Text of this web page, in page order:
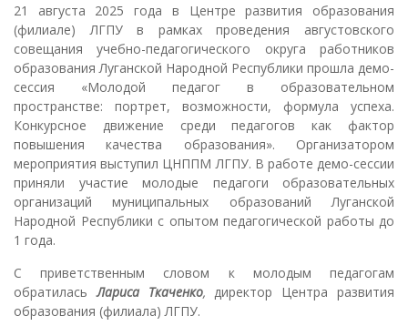
21 августа 2025 года в Центре развития образования
(филиале) ЛГПУ в рамках проведения августовского
совещания учебно-педагогического округа работников
образования Луганской Народной Республики прошла демо-
сессия «Молодой педагог в образовательном
пространстве: портрет, возможности, формула успеха.
Конкурсное движение среди педагогов как фактор
повышения качества образования». Организатором
мероприятия выступил ЦНППМ ЛГПУ. В работе демо-сессии
приняли участие молодые педагоги образовательных
организаций муниципальных образований Луганской
Народной Республики с опытом педагогической работы до
1 года.
С приветственным словом к молодым педагогам
обратиласьЛариса Ткаченко, директор Центра развития
образования (филиала) ЛГПУ.